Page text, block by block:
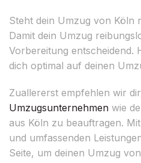
Steht dein Umzug von Köln
Damit dein Umzug
Vorbereitung entscheidend.
dich optimal auf deinen
Zuallererst empfehlen wir
Umzugsunternehmen wie
aus Köln zu beauftragen.
und umfassenden
Seite, um deinen Umzug